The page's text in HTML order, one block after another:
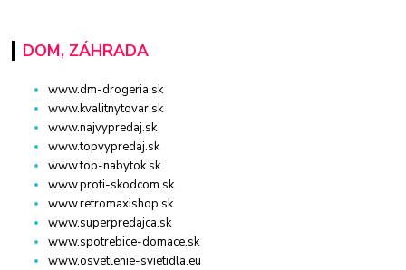
DOM, ZÁHRADA
www.dm-drogeria.sk
www.kvalitnytovar.sk
www.najvypredaj.sk
www.topvypredaj.sk
www.top-nabytok.sk
www.proti-skodcom.sk
www.retromaxishop.sk
www.superpredajca.sk
www.spotrebice-domace.sk
www.osvetlenie-svietidla.eu